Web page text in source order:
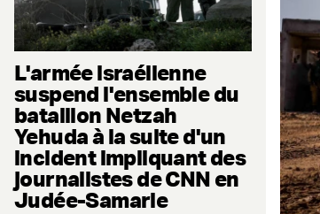
L'armée israélienne
suspend l'ensemble du
bataillon Netzah
Yehuda à la suite d'un
incident impliquant des
journalistes de CNN en
Judée-Samarie